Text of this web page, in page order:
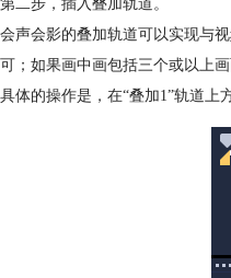
第二步，插入叠加轨道。
会声会影的叠加轨道可以实现与
可；如果画中画包括三个或以上
具体的操作是，在“叠加1”轨道上